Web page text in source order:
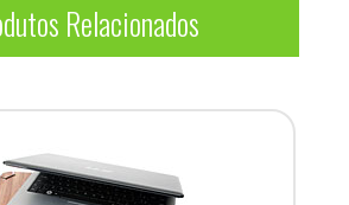
Relacionados